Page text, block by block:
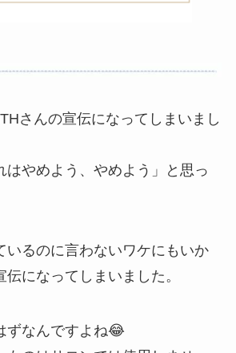
さんの宣伝になってしまいまし
はやめよう、やめよう」と思っ
いるのに言わないワケにもいか
になってしまいました。
ずなんですよね😂